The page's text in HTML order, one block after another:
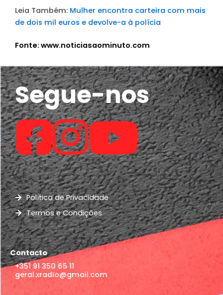
Leia Também: Mulher encontra carteira com mais
de dois mil euros e devolve-a à polícia
Fonte: www.noticiasaominuto.com
Segue-nos
Política de Privacidade
Termos e Condições
Contacto
+351 91 350 65 11
geral.xradio@gmail.com